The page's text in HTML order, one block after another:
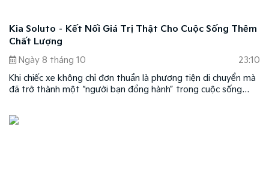
Kia Soluto – Kết Nối Giá Trị Thật Cho Cuộc Sống Thêm
Chất Lượng
Ngày 8 tháng 10
23:10
Khi chiếc xe không chỉ đơn thuần là phương tiện di chuyển mà
đã trở thành một “người bạn đồng hành” trong cuộc sống
trị sử dụng thực tế, đi cùng mức giá cạnh tranh và chi phí bảo